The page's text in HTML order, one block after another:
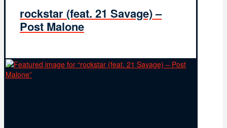
rockstar (feat. 21 Savage) –
Post Malone